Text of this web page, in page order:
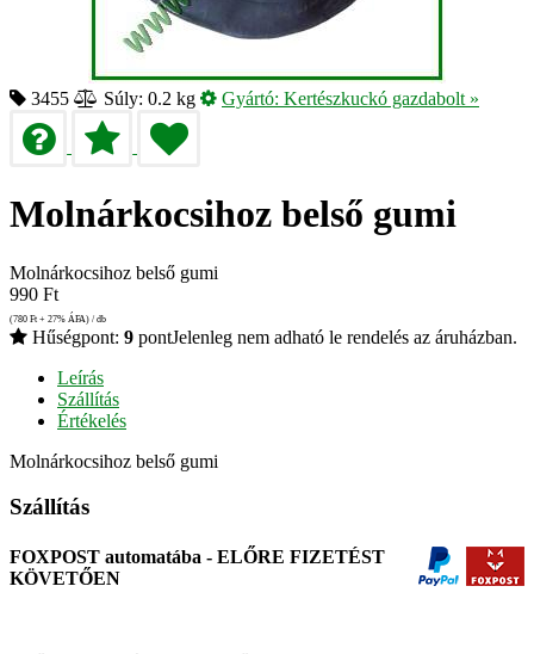
3455 Súly: 0.2 kg Gyártó: Kertészkuckó gazdabolt »
Molnárkocsihoz belső gumi
Molnárkocsihoz belső gumi
990 Ft
(780 Ft + 27% ÁFA) / db
Hűségpont: 9 pontJelenleg nem adható le rendelés az áruházban.
Leírás
Szállítás
Értékelés
Molnárkocsihoz belső gumi
Szállítás
FOXPOST automatába - ELŐRE FIZETÉST
KÖVETŐEN